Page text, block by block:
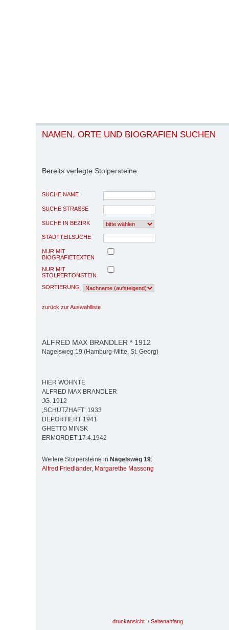
NAMEN, ORTE UND BIOGRAFIEN SUCHEN
Bereits verlegte Stolpersteine
SUCHE NAME
SUCHE STRASSE
SUCHE IN BEZIRK
STADTTEILSUCHE
NUR MIT
BIOGRAFIETEXTEN
NUR MIT
STOLPERTONSTEIN
SORTIERUNG
zurück zur Auswahlliste
ALFRED MAX BRANDLER * 1912
Nagelsweg 19 (Hamburg-Mitte, St. Georg)
HIER WOHNTE
ALFRED MAX BRANDLER
JG. 1912
‚SCHUTZHAFT‘ 1933
DEPORTIERT 1941
GHETTO MINSK
ERMORDET 17.4.1942
Weitere Stolpersteine in Nagelsweg 19:
Alfred Friedländer, Margarethe Massong
druckansicht / Seitenanfang